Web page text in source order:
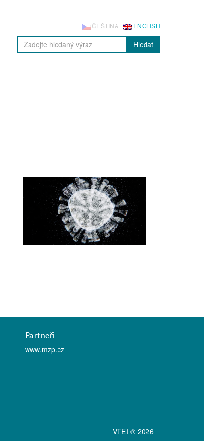
ENGLISH
ČEŠTINA
Hledat
Partneři
www.mzp.cz
VTEI ® 2026